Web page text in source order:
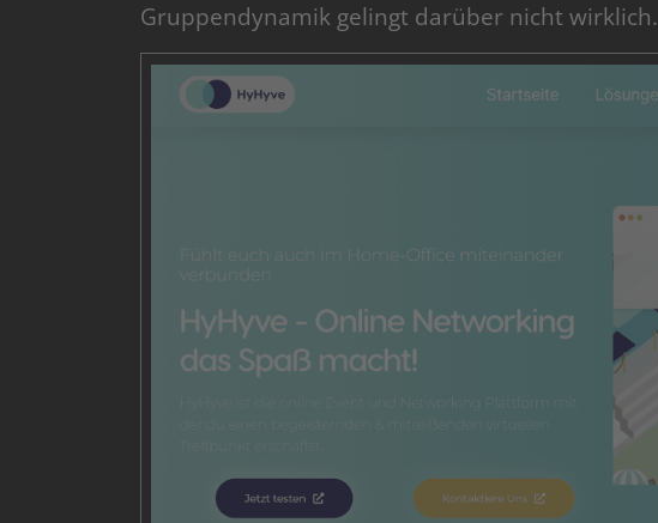
Gruppendynamik gelingt darüber nicht wirklich.